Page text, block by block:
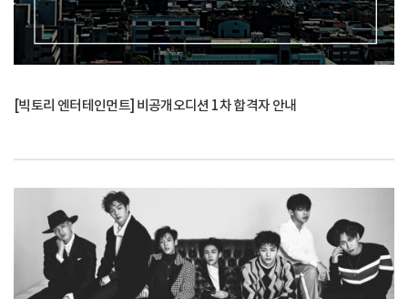
[빅토리 엔터테인먼트] 비공개오디션 1차 합격자 안내